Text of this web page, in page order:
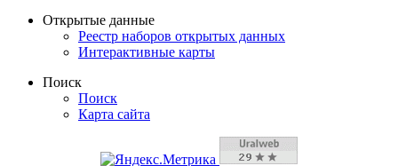
Открытые данные
Реестр наборов открытых данных
Интерактивные карты
Поиск
Поиск
Карта сайта